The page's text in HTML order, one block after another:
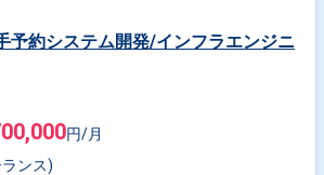
予約システム開発/インフラエンジニ
円/月
ンス)